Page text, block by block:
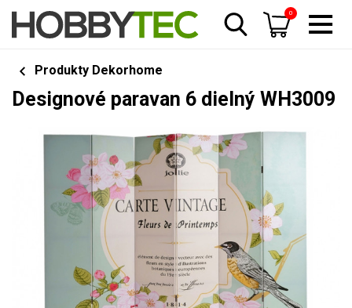
0
Produkty Dekorhome
Designové paravan 6 dielný WH3009